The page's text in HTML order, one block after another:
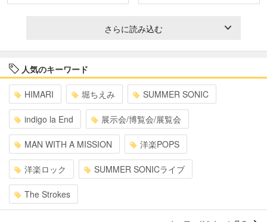
さらに読み込む
人気のキーワード
HIMARI 堀ちえみ SUMMER SONIC
indigo la End 展示会/博覧会/展覧会
MAN WITH A MISSION 洋楽POPS
洋楽ロック SUMMER SONICライブ
The Strokes